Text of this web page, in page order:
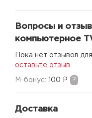
Вопросы и
компьютерное
Пока нет отзывов
оставьте отзыв
M-бонус: 100 Р ?
Доставка